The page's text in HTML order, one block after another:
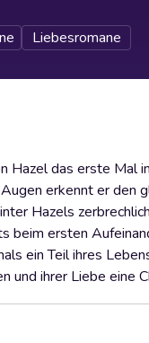
Liebesromane
Hazel das erste Mal
erkennt er den
Hazels
beim ersten
ein Teil ihres
ihrer Liebe eine